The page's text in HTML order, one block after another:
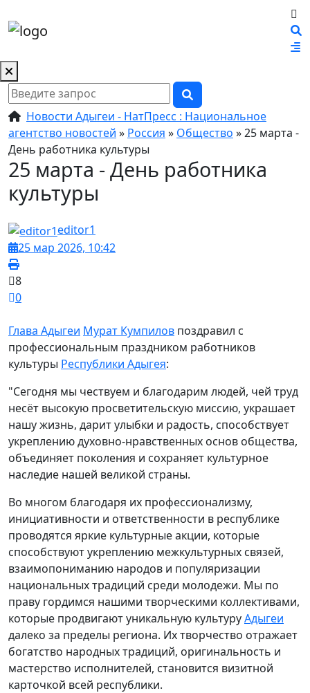
Новости Адыгеи - НатПресс : Национальное
агентство новостей » Россия » Общество » 25 марта -
День работника культуры
25 марта - День работника
культуры
editor1
25 мар 2026, 10:42
8
0
Глава Адыгеи Мурат Кумпилов поздравил с
профессиональным праздником работников
культуры Республики Адыгея:
"Сегодня мы чествуем и благодарим людей, чей труд
несёт высокую просветительскую миссию, украшает
нашу жизнь, дарит улыбки и радость, способствует
укреплению духовно-нравственных основ общества,
объединяет поколения и сохраняет культурное
наследие нашей великой страны.
Во многом благодаря их профессионализму,
инициативности и ответственности в республике
проводятся яркие культурные акции, которые
способствуют укреплению межкультурных связей,
взаимопониманию народов и популяризации
национальных традиций среди молодежи. Мы по
праву гордимся нашими творческими коллективами,
которые продвигают уникальную культуруАдыгеи
далеко за пределы региона. Их творчество отражает
богатство народных традиций, оригинальность и
мастерство исполнителей, становится визитной
карточкой всей республики.